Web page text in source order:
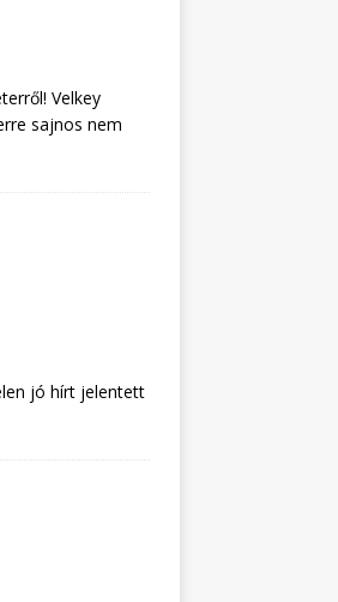
Velkey
sajnos nem
jó hírt jelentett